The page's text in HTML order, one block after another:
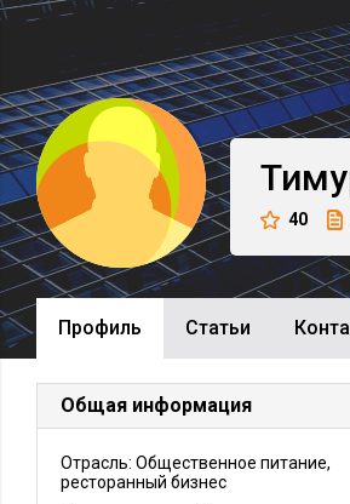
40
Профиль Cтатьи
Общая информация
Отрасль: Общественное питание,
ресторанный бизнес